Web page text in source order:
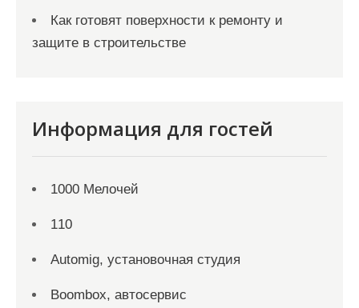
Как готовят поверхности к ремонту и
защите в строительстве
Информация для гостей
1000 Мелочей
110
Automig, установочная студия
Boombox, автосервис